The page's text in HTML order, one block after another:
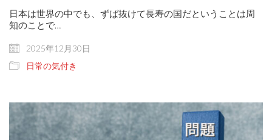
日本は世界の中でも、ずば抜けて長寿の国だということは周
知のことで…
2025年12月30日
日常の気付き